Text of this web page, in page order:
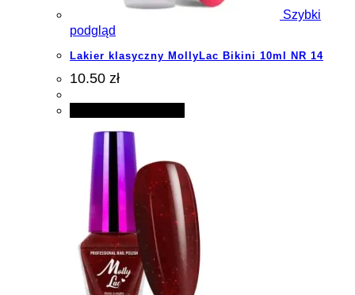
Szybki
podgląd
Lakier klasyczny MollyLac Bikini 10ml NR 14
10.50 zł